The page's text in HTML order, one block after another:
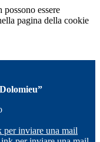
essere
pagina della cookie
per inviare una mail